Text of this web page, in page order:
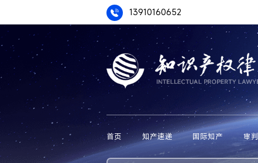
13910160652
首页 知产速递 国际知产 审